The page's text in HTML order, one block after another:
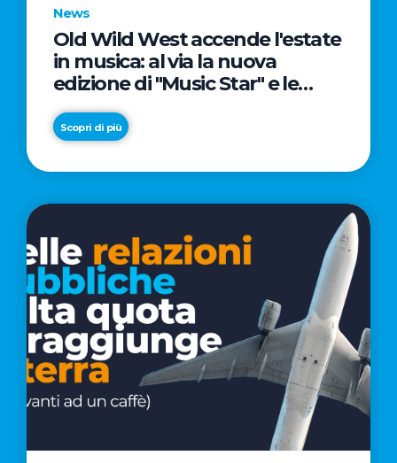
News
Old Wild West accende l'estate
in musica: al via la nuova
edizione di "Music Star" e le
prestigiose partnership con
Radio Italia e Live Nation
Scopri di più